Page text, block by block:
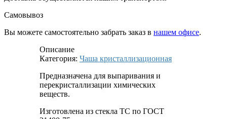
Самовывоз
Вы можете самостоятельно забрать заказ в нашем офисе.
Описание
Категория: Чаша кристаллизационная
Предназначена для выпаривания и
перекристаллизации химических
веществ.
Изготовлена из стекла ТС по ГОСТ